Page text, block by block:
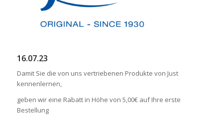
16.07.23
Damit Sie die von uns vertriebenen Produkte von Just
kennenlernen,
geben wir eine Rabatt in Höhe von 5,00€ auf Ihre erste
Bestellung